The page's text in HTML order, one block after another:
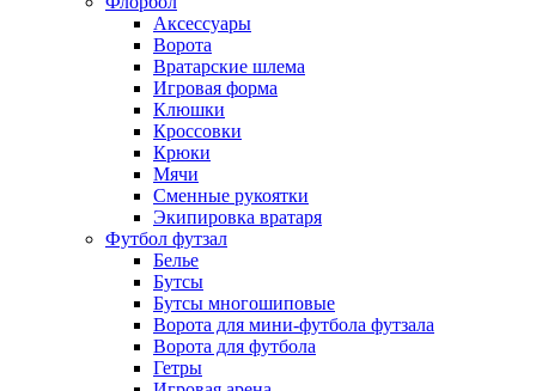
Аксессуары
Ворота
Вратарские шлема
Игровая форма
Клюшки
Кроссовки
Крюки
Мячи
Сменные рукоятки
Экипировка вратаря
Футбол футзал
Белье
Бутсы
Бутсы многошиповые
Ворота для мини-футбола футзала
Ворота для футбола
Гетры